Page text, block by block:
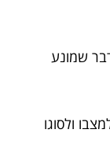
שמונע
ולסוגו